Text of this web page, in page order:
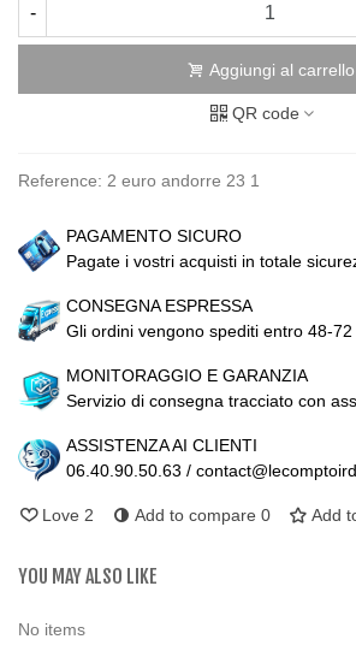
-
Aggiungi al carrello
QR code
Reference: 2 euro andorre 23 1
PAGAMENTO SICURO
Pagate i vostri acquisti in totale
CONSEGNA ESPRESSA
Gli ordini vengono spediti entro 48-
MONITORAGGIO E GARANZIA
Servizio di consegna tracciato con
ASSISTENZA AI CLIENTI
06.40.90.50.63 /
Love 2 Add to compare 0 Add
YOU MAY ALSO LIKE
No items